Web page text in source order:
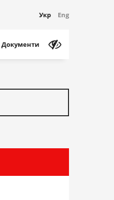
Укр Eng
Документи